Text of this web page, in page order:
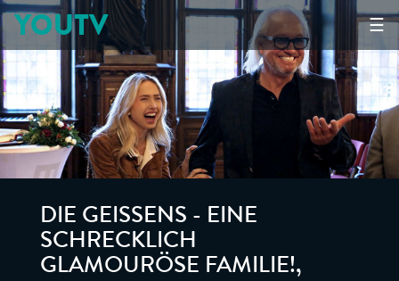
☰
YOUTV
DIE GEISSENS - EINE
SCHRECKLICH
GLAMOURÖSE FAMILIE!,